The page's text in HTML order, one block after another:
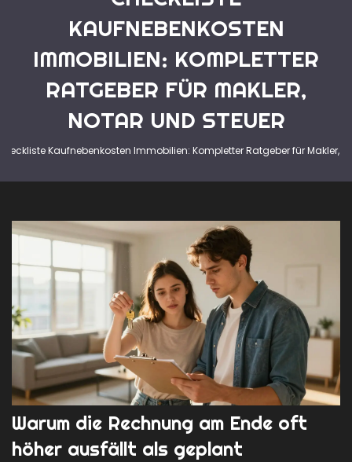
KAUFNEBENKOSTEN
IMMOBILIEN: KOMPLETTER
RATGEBER FÜR MAKLER,
NOTAR UND STEUER
Kaufnebenkosten Immobilien: Kompletter Ratgeber für Makler,
Warum die Rechnung am Ende oft
höher ausfällt als geplant